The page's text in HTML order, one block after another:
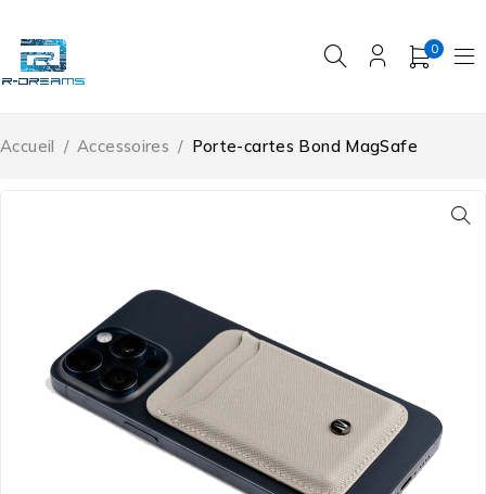
0
Accueil / Accessoires / Porte-cartes Bond MagSafe